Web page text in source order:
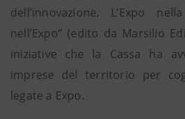
dell’innovazione. L’Expo
nell’Expo” (edito da Marsilio
iniziative che la Cassa ha
imprese del territorio per
legate a Expo.